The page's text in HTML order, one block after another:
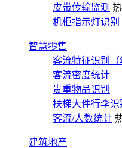
皮带传输监测 热
机柜指示灯识别
智慧零售
客流特征识别（
客流密度统计
贵重物品识别
扶梯大件行李识
客流/人数统计
建筑地产